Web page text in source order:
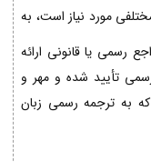
مورد نیاز است، به
رسمی یا قانونی ارائه
تأیید شده و مهر و
به ترجمه رسمی زبان